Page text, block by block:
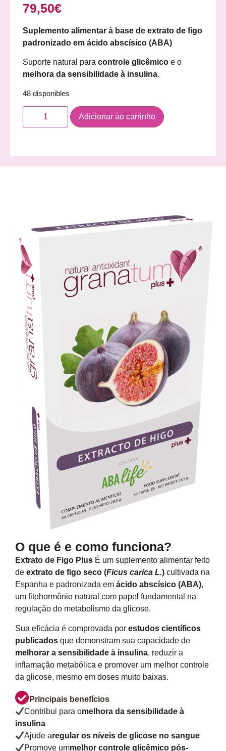
79,50€
Suplemento alimentar à base de extrato de figo
padronizado em ácido abscísico (ABA)
Suporte natural para controle glicêmico e o
melhora da sensibilidade à insulina.
48 disponibles
Adicionar ao carrinho
O que é e como funciona?
Extrato de Figo Plus É um suplemento alimentar feito
de extrato de figo seco (Ficus carica L.) cultivada na
Espanha e padronizada em ácido abscísico (ABA),
um fitohormônio natural com papel fundamental na
regulação do metabolismo da glicose.
Sua eficácia é comprovada por estudos científicos
publicados que demonstram sua capacidade de
melhorar a sensibilidade à insulina, reduzir a
inflamação metabólica e promover um melhor controle
da glicose, mesmo em doses muito baixas.
Principais benefícios
Contribui para omelhora da sensibilidade à
insulina
Ajude aregular os níveis de glicose no sangue
Promove ummelhor controle glicêmico pós-